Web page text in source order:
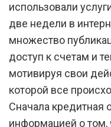
использовали
две недели в
множество
доступ к счетам и
мотивируя свои
которой все
Сначала кредитная
информацией о том,